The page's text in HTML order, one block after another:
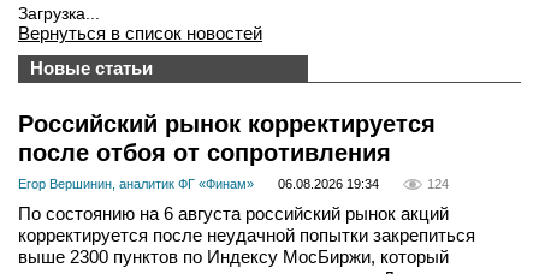
Загрузка...
Вернуться в список новостей
Новые статьи
Российский рынок корректируется
после отбоя от сопротивления
Егор Вершинин, аналитик ФГ «Финам» 06.08.2026 19:34 124
По состоянию на 6 августа российский рынок акций
корректируется после неудачной попытки закрепиться
выше 2300 пунктов по Индексу МосБиржи, который